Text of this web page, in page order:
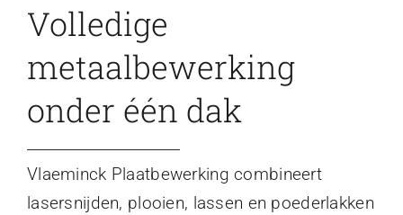
Volledige
metaalbewerking
onder één dak
Vlaeminck Plaatbewerking combineert
lasersnijden, plooien, lassen en poederlakken